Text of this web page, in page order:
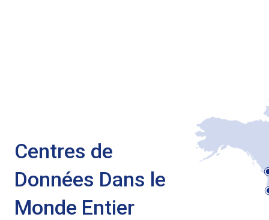
Centres de
Données Dans le
Monde Entier